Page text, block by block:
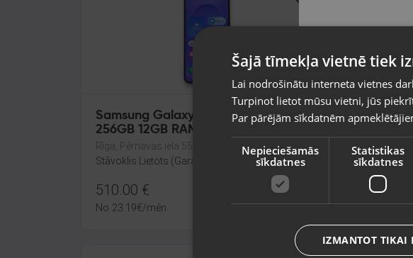
Samsung Galaxy S25 5G (SM-S931B)
256GB 12GB RAM
Rīga, Pērnavas iela 55-4/5
Stāvoklis Lietots (Garantija 6 mēneši)
510.00 €
No 23.19€/mēn.
Valmiera,
Stāvoklis
90.00
No 4.09€/
valsti
Vietnes
Valsts
Valoda
Šajā tīmekļa vietnē tiek
Lai nodrošinātu interneta vietnes
Turpinot lietot mūsu vietni, jūs
Par pārējām sīkdatnēm
Nepieciešamās
sīkdatnes
Statistikas
sīkdatnes
IZMANTOT TIKAI